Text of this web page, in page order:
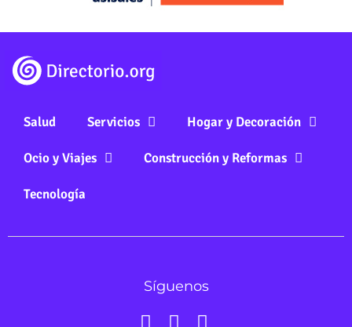
Salud Servicios Hogar y Decoración
Ocio y Viajes Construcción y Reformas
Tecnología
Síguenos